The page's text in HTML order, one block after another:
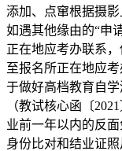
添加、点窜根据摄
如遇其他缘由的“申
正在地应考办联系
至报名所正在地应
于做好高档教育自
（教试核心函〔
业前一年以内的反
身份比对和结业证